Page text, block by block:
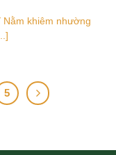
Nằm khiêm nhường
5